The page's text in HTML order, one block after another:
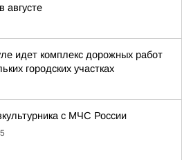
августе
идет комплекс дорожных работ
городских участках
с МЧС России